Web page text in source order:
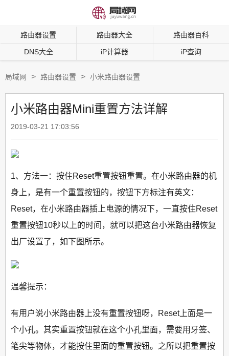
路由器设置 路由器大全 路由器百科
DNS大全 iP计算器 iP查询
局域网 > 路由器设置 > 小米路由器设置
小米路由器Mini重置方法详解
2019-03-21 17:03:56
1、方法一：按住Reset重置按钮重置。在小米路由器的机
身上，是有一个重置按钮的，按钮下方标注有英文：
Reset，在小米路由器插上电源的情况下，一直按住Reset
重置按钮10秒以上的时间，就可以把这台小米路由器恢复
出厂设置了，如下图所示。
温馨提示：
有用户说小米路由器上没有重置按钮呀，Reset上面是一
个小孔。其实重置按钮就在这个小孔里面，需要用牙签、
笔尖等物体，才能按住里面的重置按钮。之所以把重置按